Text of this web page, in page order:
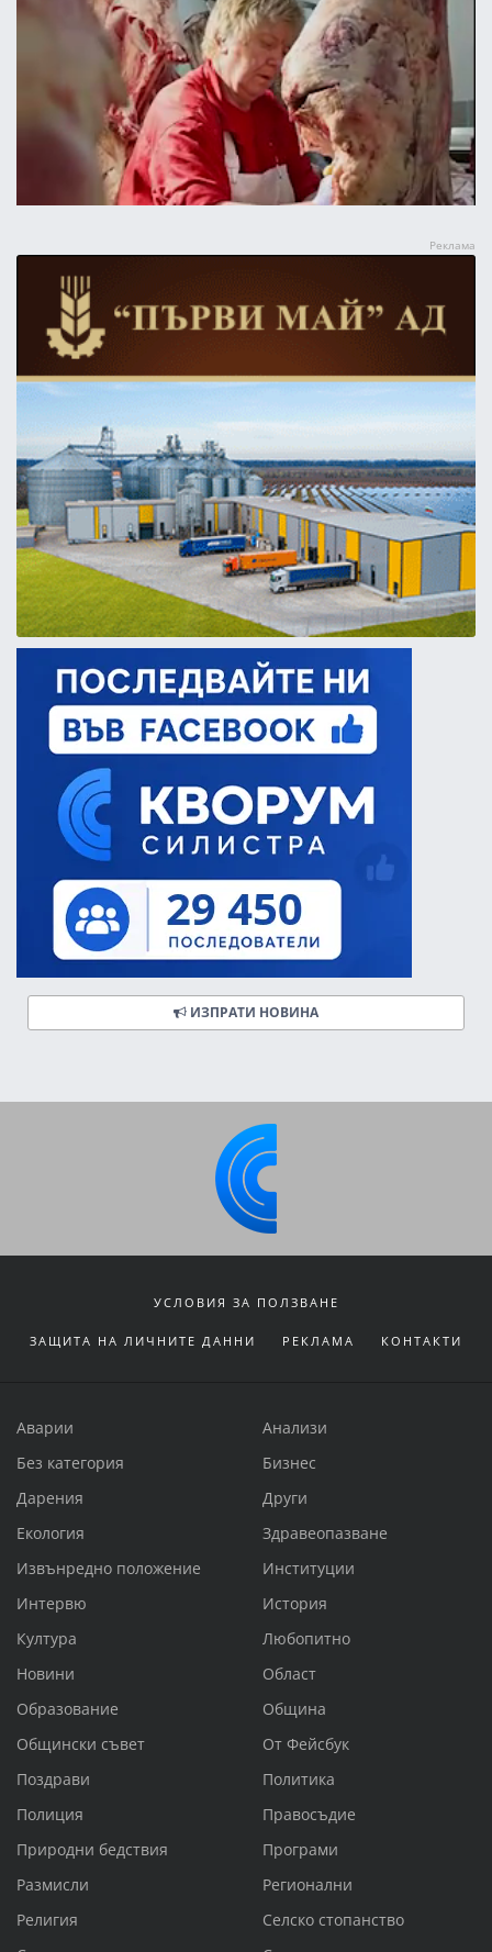
ИЗПРАТИ НОВИНА
УСЛОВИЯ ЗА ПОЛЗВАНЕ
ЗАЩИТА НА ЛИЧНИТЕ ДАННИ РЕКЛАМА КОНТАКТИ
Аварии
Анализи
Без категория
Бизнес
Дарения
Други
Екология
Здравеопазване
Извънредно положение
Институции
Интервю
История
Култура
Любопитно
Новини
Област
Образование
Община
Общински съвет
От Фейсбук
Поздрави
Политика
Полиция
Правосъдие
Природни бедствия
Програми
Размисли
Регионални
Религия
Селско стопанство